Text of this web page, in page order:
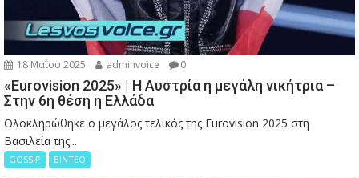
18 Μαΐου 2025 adminvoice 0
«Eurovision 2025» | Η Αυστρία η μεγάλη νικήτρια –
Στην 6η θέση η Ελλάδα
Ολοκληρώθηκε ο μεγάλος τελικός της Eurovision 2025 στη
Βασιλεία της...
GOSSIP ΒΙΝΤΕΟ